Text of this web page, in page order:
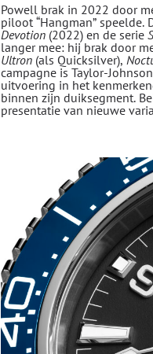
Powell brak in 2022 door
piloot “Hangman” speelde.
Devotion (2022) en de serie
langer mee: hij brak door
Ultron (als Quicksilver),
campagne is Taylor-
uitvoering in het
binnen zijn duiksegment.
presentatie van nieuwe